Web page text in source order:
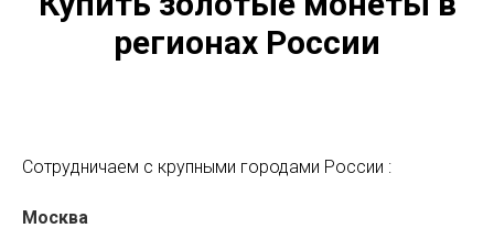
регионах России
Сотрудничаем с крупными городами России :
Москва